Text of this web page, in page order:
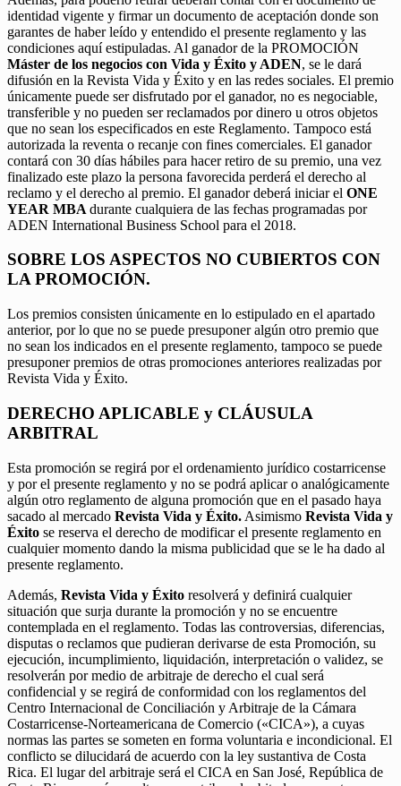
identidad vigente y firmar un documento de aceptación donde son
garantes de haber leído y entendido el presente reglamento y las
condiciones aquí estipuladas. Al ganador de la PROMOCIÓN
Máster de los negocios con Vida y Éxito y ADEN, se le dará
difusión en la Revista Vida y Éxito y en las redes sociales. El premio
únicamente puede ser disfrutado por el ganador, no es negociable,
transferible y no pueden ser reclamados por dinero u otros objetos
que no sean los especificados en este Reglamento. Tampoco está
autorizada la reventa o recanje con fines comerciales. El ganador
contará con 30 días hábiles para hacer retiro de su premio, una vez
finalizado este plazo la persona favorecida perderá el derecho al
reclamo y el derecho al premio. El ganador deberá iniciar el ONE
YEAR MBA durante cualquiera de las fechas programadas por
ADEN International Business School para el 2018.
SOBRE LOS ASPECTOS NO CUBIERTOS CON
LA PROMOCIÓN.
Los premios consisten únicamente en lo estipulado en el apartado
anterior, por lo que no se puede presuponer algún otro premio que
no sean los indicados en el presente reglamento, tampoco se puede
presuponer premios de otras promociones anteriores realizadas por
Revista Vida y Éxito.
DERECHO APLICABLE y CLÁUSULA
ARBITRAL
Esta promoción se regirá por el ordenamiento jurídico costarricense
y por el presente reglamento y no se podrá aplicar o analógicamente
algún otro reglamento de alguna promoción que en el pasado haya
sacado al mercado Revista Vida y Éxito. Asimismo Revista Vida y
Éxito se reserva el derecho de modificar el presente reglamento en
cualquier momento dando la misma publicidad que se le ha dado al
presente reglamento.
Además, Revista Vida y Éxito resolverá y definirá cualquier
situación que surja durante la promoción y no se encuentre
contemplada en el reglamento. Todas las controversias, diferencias,
disputas o reclamos que pudieran derivarse de esta Promoción, su
ejecución, incumplimiento, liquidación, interpretación o validez, se
resolverán por medio de arbitraje de derecho el cual será
confidencial y se regirá de conformidad con los reglamentos del
Centro Internacional de Conciliación y Arbitraje de la Cámara
Costarricense-Norteamericana de Comercio («CICA»), a cuyas
normas las partes se someten en forma voluntaria e incondicional. El
conflicto se dilucidará de acuerdo con la ley sustantiva de Costa
Rica. El lugar del arbitraje será el CICA en San José, República de